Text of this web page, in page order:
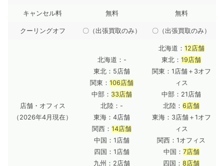
キャンセル料 無料 無料
クーリングオフ 〇（出張買取のみ） 〇（出張買取のみ）
店舗・オフィス
（2026年4月現在）
北海道：-
東北：5店舗
関東： 106店舗
中部： 33店舗
北陸：-
東海：4店舗
関西： 14店舗
中国：1店舗
四国：1店舗
九州：2店舗
北海道： 12店舗
東北： 19店舗
関東：1店舗＋3オフ
ィス
中部：21店舗
北陸： 6店舗
東海：3店舗＋1オフ
ィス
関西：1オフィス
中国： 7店舗
四国： 8店舗